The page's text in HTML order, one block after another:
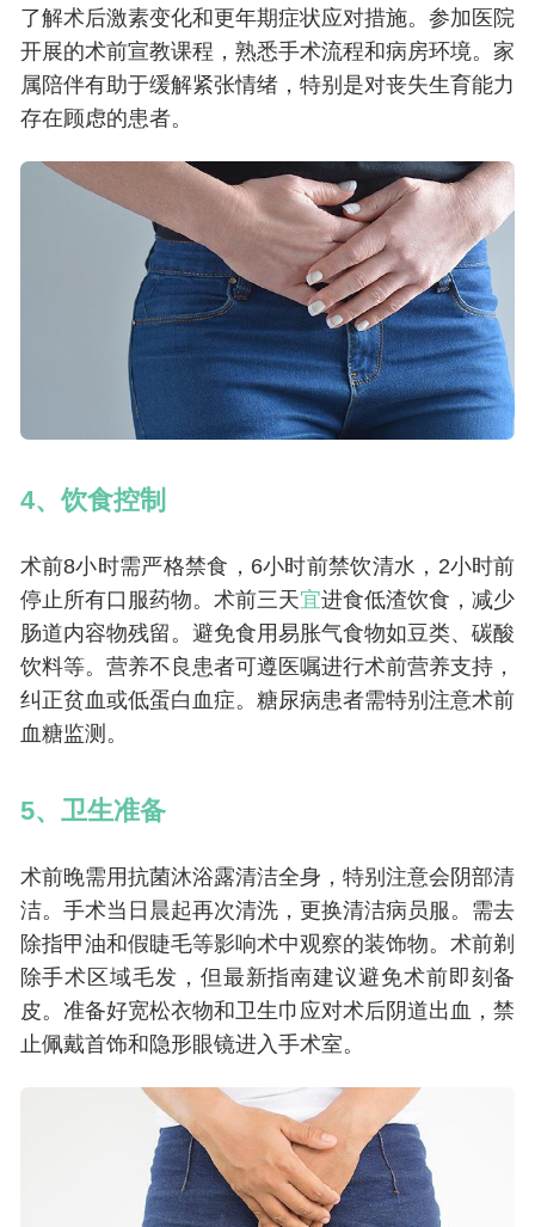
了解术后激素变化和更年期症状应对措施。参加医院
开展的术前宣教课程，熟悉手术流程和病房环境。家
属陪伴有助于缓解紧张情绪，特别是对丧失生育能力
存在顾虑的患者。
4、饮食控制
术前8小时需严格禁食，6小时前禁饮清水，2小时前
停止所有口服药物。术前三天宜进食低渣饮食，减少
肠道内容物残留。避免食用易胀气食物如豆类、碳酸
饮料等。营养不良患者可遵医嘱进行术前营养支持，
纠正贫血或低蛋白血症。糖尿病患者需特别注意术前
血糖监测。
5、卫生准备
术前晚需用抗菌沐浴露清洁全身，特别注意会阴部清
洁。手术当日晨起再次清洗，更换清洁病员服。需去
除指甲油和假睫毛等影响术中观察的装饰物。术前剃
除手术区域毛发，但最新指南建议避免术前即刻备
皮。准备好宽松衣物和卫生巾应对术后阴道出血，禁
止佩戴首饰和隐形眼镜进入手术室。